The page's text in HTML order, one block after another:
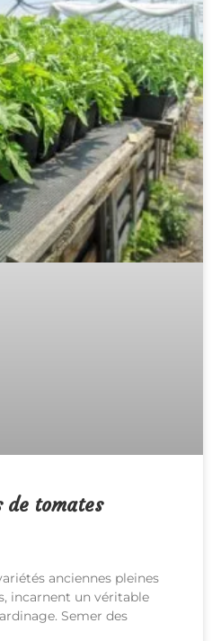
de tomates
anciennes pleines
incarnent un véritable
Semer des